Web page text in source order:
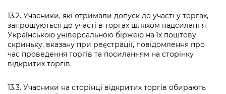
13.2. Учасники, які отримали допуск до участі у торгах,
запрошуються до участі в торгах шляхом надсилання
Українською універсальною біржею на їх поштову
скриньку, вказану при реєстрації, повідомлення про
час проведення торгів та посиланням на сторінку
відкритих торгів.
13.3. Учасники на сторінці відкритих торгів обирають